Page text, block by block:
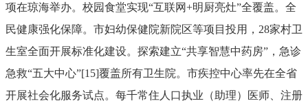
项在琼海举办。校园食堂实现“互联网+明厨亮灶”全覆盖。 全
民健康强化保障。 市妇幼保健院新院区等项目投用， 28家村卫
生室全面开展标准化建设。探索建立“共享智慧中药房” ，急诊
急救“五大中心”[15]覆盖所有卫生院。市疾控中心率先在全省
开展社会化服务试点。每千常住人口执业（助理）医师、注册